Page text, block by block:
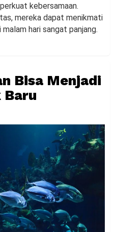
kebersamaan.
mereka dapat menikmati
hari sangat panjang.
Bisa Menjadi